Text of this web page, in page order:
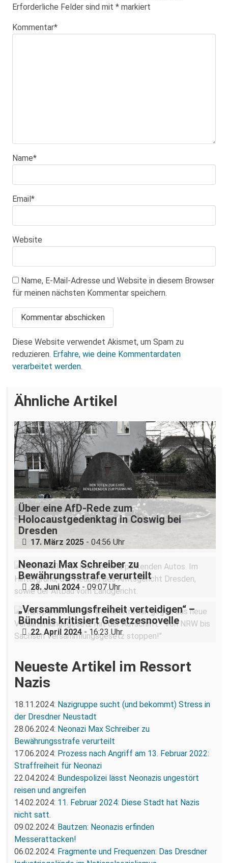
Erforderliche Felder sind mit * markiert
Kommentar*
Name*
Email*
Website
Name, E-Mail-Adresse und Website in diesem Browser
für meinen nächsten Kommentar speichern.
Diese Website verwendet Akismet, um Spam zu
reduzieren. Erfahre, wie deine Kommentardaten
verarbeitet werden.
Ähnliche Artikel
Über eine AfD-Rede zum
Holocaustgedenktag in Coswig bei
Dresden
17. März 2025 - 04:56 Uhr
Neonazi Max Schreiber zu
Bewährungsstrafe verurteilt
28. Juni 2024 - 09:07 Uhr
„Versammlungsfreiheit verteidigen“ –
Bündnis kritisiert Gesetzesnovelle
22. April 2024 - 16:23 Uhr
Neueste Artikel im Ressort
Nazis
18.11.2024: Nazigruppe sucht (und bekommt) Stress in
der Dresdner Neustadt
28.06.2024: Neonazi Max Schreiber zu
Bewährungsstrafe verurteilt
17.06.2024: Prozess nach Angriff am 13. Februar 2022:
Straffreiheit für Neonazi
22.04.2024: Bundespolizei lässt Neonazis ungestört
reisen und angreifen
14.02.2024: 11. Februar 2024: Diese Stadt hat Nazis
nicht satt.
09.02.2024: Bautzen: Neonazis erfinden
Messerattacken!
06.02.2024: Fragmente und Frequenzen: Das Dresdner